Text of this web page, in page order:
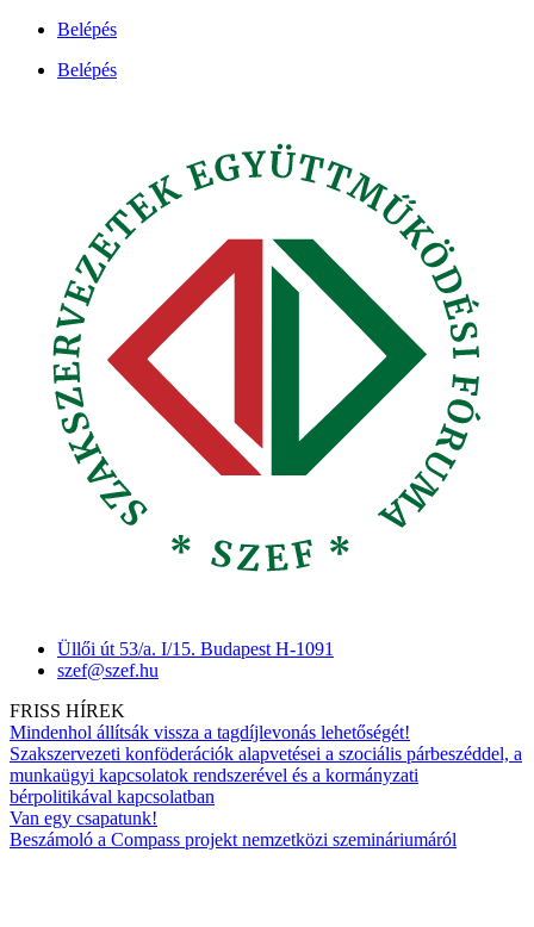
Ugrás
tartalomhoz
Belépés
Belépés
Üllői út 53/a. I/15. Budapest H-1091
szef@szef.hu
FRISS HÍREK
Mindenhol állítsák vissza a tagdíjlevonás lehetőségét!
Szakszervezeti konföderációk alapvetései a szociális párbeszéddel, a
munkaügyi kapcsolatok rendszerével és a kormányzati
bérpolitikával kapcsolatban
Van egy csapatunk!
Beszámoló a Compass projekt nemzetközi szemináriumáról